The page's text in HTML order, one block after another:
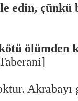
edin, çünkü
Akrabayı